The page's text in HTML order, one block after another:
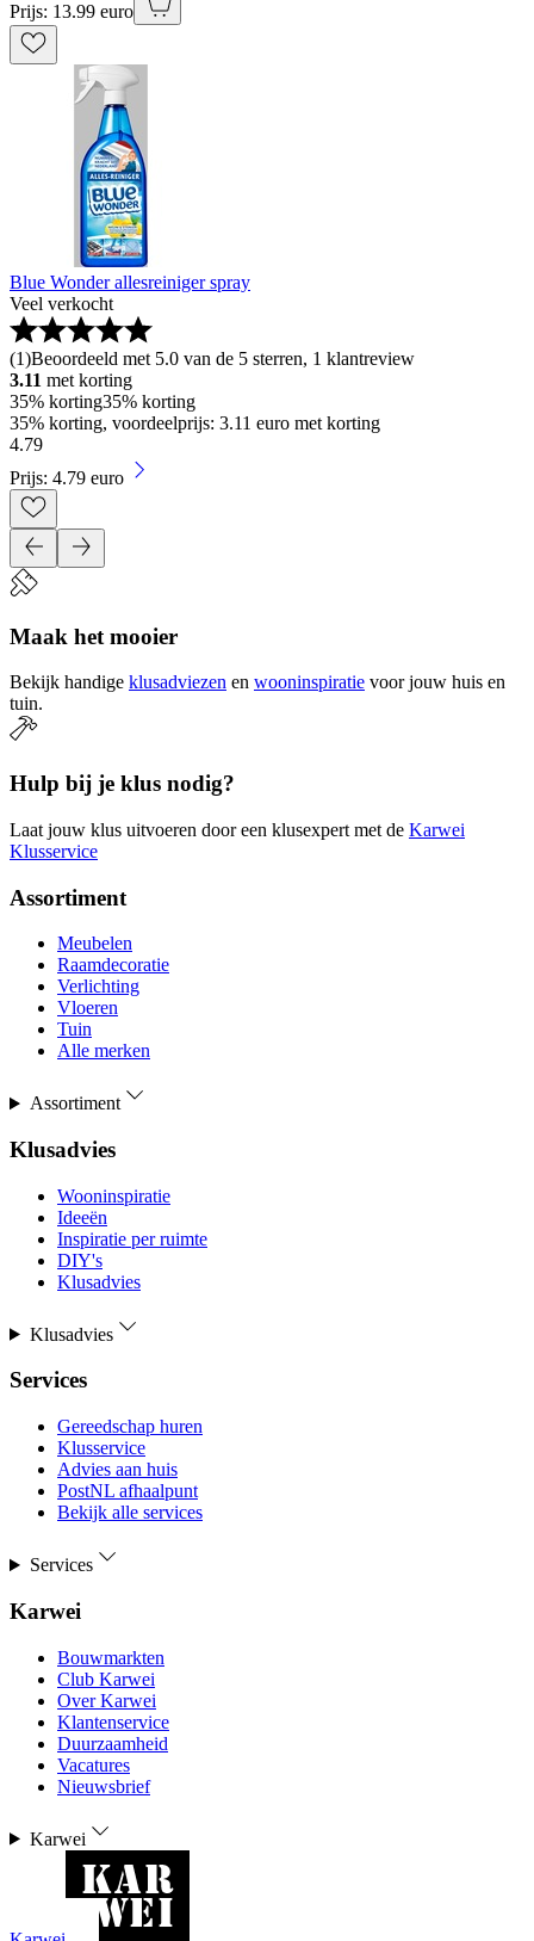
Prijs: 13.99 euro
Blue Wonder allesreiniger spray
Veel verkocht
(1)Beoordeeld met 5.0 van de 5 sterren, 1 klantreview
3.11 met korting
35% korting35% korting
35% korting, voordeelprijs: 3.11 euro met korting
4.79
Prijs: 4.79 euro
Maak het mooier
Bekijk handige klusadviezen en wooninspiratie voor jouw huis en
tuin.
Hulp bij je klus nodig?
Laat jouw klus uitvoeren door een klusexpert met de Karwei
Klusservice
Assortiment
Meubelen
Raamdecoratie
Verlichting
Vloeren
Tuin
Alle merken
Assortiment
Klusadvies
Wooninspiratie
Ideeën
Inspiratie per ruimte
DIY's
Klusadvies
Klusadvies
Services
Gereedschap huren
Klusservice
Advies aan huis
PostNL afhaalpunt
Bekijk alle services
Services
Karwei
Bouwmarkten
Club Karwei
Over Karwei
Klantenservice
Duurzaamheid
Vacatures
Nieuwsbrief
Karwei